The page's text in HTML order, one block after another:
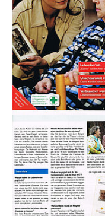
Show larger version